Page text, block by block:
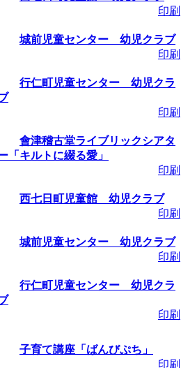
期間：～
交流広場「
08/10～
ん交流広場
08/10～2026/
る号乗車体
」
区歴史ウオ
期間：～
印刷
城前児童センター 幼児クラブ
印刷
行仁町児童センター 幼児クラ
印刷
會津稽古堂ライブリックシアタ
「キルトに綴る愛」
印刷
西七日町児童館 幼児クラブ
印刷
城前児童センター 幼児クラブ
印刷
行仁町児童センター 幼児クラ
印刷
子育て講座「ばんびぷち」
印刷